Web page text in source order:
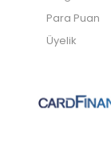
Para Puan
Üyelik